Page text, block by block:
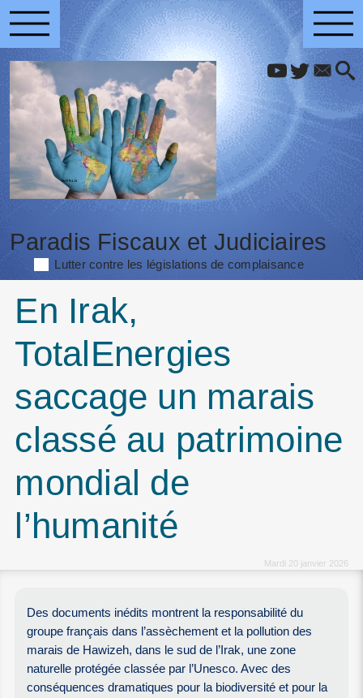
Paradis Fiscaux et Judiciaires
Lutter contre les législations de complaisance
En Irak,
TotalEnergies
saccage un marais
classé au patrimoine
mondial de
l’humanité
Mardi 20 janvier 2026
Des documents inédits montrent la responsabilité du
groupe français dans l’assèchement et la pollution des
marais de Hawizeh, dans le sud de l’Irak, une zone
naturelle protégée classée par l’Unesco. Avec des
conséquences dramatiques pour la biodiversité et pour la